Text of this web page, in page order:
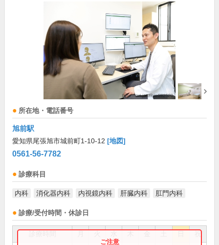
所在地・電話番号
旭前駅
愛知県尾張旭市城前町1-10-12 [地図]
0561-56-7782
診療科目
内科 消化器内科 内視鏡内科 肝臓内科 肛門内科
診療/受付時間・休診日
祝